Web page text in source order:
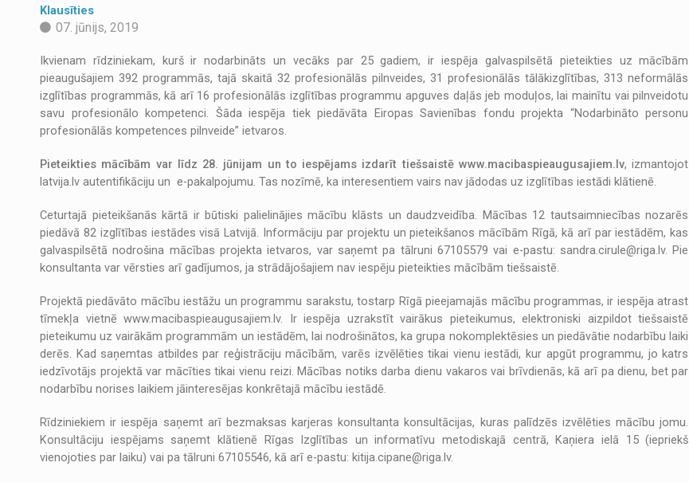
Klausīties
07. jūnijs, 2019
Ikvienam rīdziniekam, kurš ir nodarbināts un vecāks par 25 gadiem, ir iespēja galvaspilsētā pieteikties uz mācībām
pieaugušajiem 392 programmās, tajā skaitā 32 profesionālās pilnveides, 31 profesionālās tālākizglītības, 313 neformālās
izglītības programmās, kā arī 16 profesionālās izglītības programmu apguves daļās jeb moduļos, lai mainītu vai pilnveidotu
savu profesionālo kompetenci. Šāda iespēja tiek piedāvāta Eiropas Savienības fondu projekta “Nodarbināto personu
profesionālās kompetences pilnveide” ietvaros.
Pieteikties mācībām var līdz 28. jūnijam un to iespējams izdarīt tiešsaistē www.macibaspieaugusajiem.lv, izmantojot
latvija.lv autentifikāciju un e-pakalpojumu. Tas nozīmē, ka interesentiem vairs nav jādodas uz izglītības iestādi klātienē.
Ceturtajā pieteikšanās kārtā ir būtiski palielinājies mācību klāsts un daudzveidība. Mācības 12 tautsaimniecības nozarēs
piedāvā 82 izglītības iestādes visā Latvijā. Informāciju par projektu un pieteikšanos mācībām Rīgā, kā arī par iestādēm, kas
galvaspilsētā nodrošina mācības projekta ietvaros, var saņemt pa tālruni 67105579 vai e-pastu: sandra.cirule@riga.lv. Pie
konsultanta var vērsties arī gadījumos, ja strādājošajiem nav iespēju pieteikties mācībām tiešsaistē.
Projektā piedāvāto mācību iestāžu un programmu sarakstu, tostarp Rīgā pieejamajās mācību programmas, ir iespēja atrast
tīmekļa vietnē www.macibaspieaugusajiem.lv. Ir iespēja uzrakstīt vairākus pieteikumus, elektroniski aizpildot tiešsaistē
pieteikumu uz vairākām programmām un iestādēm, lai nodrošinātos, ka grupa nokomplektēsies un piedāvātie nodarbību laiki
derēs. Kad saņemtas atbildes par reģistrāciju mācībām, varēs izvēlēties tikai vienu iestādi, kur apgūt programmu, jo katrs
iedzīvotājs projektā var mācīties tikai vienu reizi. Mācības notiks darba dienu vakaros vai brīvdienās, kā arī pa dienu, bet par
nodarbību norises laikiem jāinteresējas konkrētajā mācību iestādē.
Rīdziniekiem ir iespēja saņemt arī bezmaksas karjeras konsultanta konsultācijas, kuras palīdzēs izvēlēties mācību jomu.
Konsultāciju iespējams saņemt klātienē Rīgas Izglītības un informatīvu metodiskajā centrā, Kaņiera ielā 15 (iepriekš
vienojoties par laiku) vai pa tālruni 67105546, kā arī e-pastu: kitija.cipane@riga.lv.